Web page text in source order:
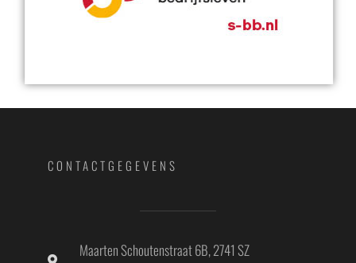
CONTACTGEGEVENS
Maarten Schoutenstraat 6B, 2741 SZ